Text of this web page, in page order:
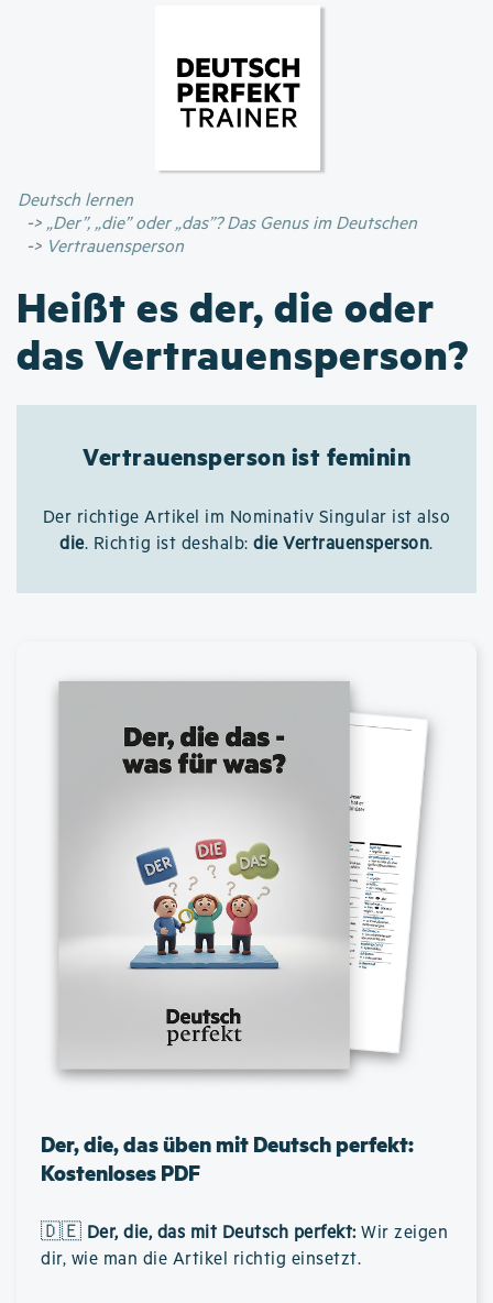
Inhalt
Deutsch lernen
„Der”, „die” oder „das”? Das Genus im Deutschen
Vertrauensperson
Heißt es der, die oder
das Vertrauensperson?
Vertrauensperson ist feminin
Der richtige Artikel im Nominativ Singular ist also
die. Richtig ist deshalb:die Vertrauensperson.
Der, die, das üben mit Deutsch perfekt:
Kostenloses PDF
🇩🇪 Der, die, das mit Deutsch perfekt: Wir zeigen
dir, wie man die Artikel richtig einsetzt.